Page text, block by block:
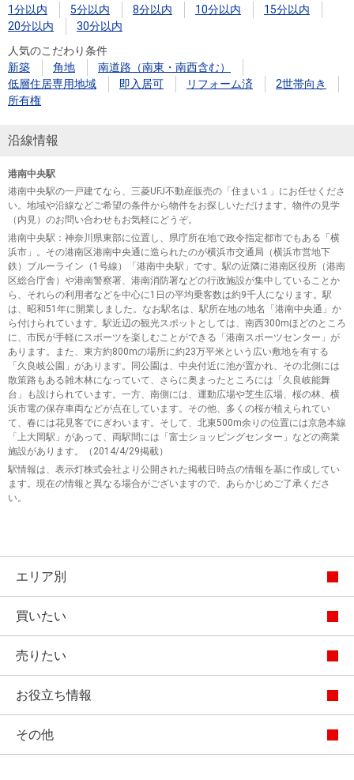
1分以内
5分以内 8分以内 10分以内
15分以内
20分以内
30分以内
人気のこだわり条件
新築
角地
南道路（南東・南西含む）
低層住居専用地域
即入居可 リフォーム済
2世帯向き
所有権
沿線情報
港南中央駅
港南中央駅の一戸建てなら、三菱UFJ不動産販売の「住まい１」にお任せくださ
い。地域や沿線などご希望の条件から物件をお探しいただけます。物件の見学
（内見）のお問い合わせもお気軽にどうぞ。
港南中央駅 ：神奈川県東部に位置し、県庁所在地で政令指定都市でもある「横
浜市」。その港南区港南中央通に造られたのが横浜市交通局（横浜市営地下
鉄）ブルーライン（1号線）「港南中央駅」です。駅の近隣に港南区役所（港南
区総合庁舎）や港南警察署、港南消防署などの行政施設が集中していることか
ら、それらの利用者などを中心に1日の平均乗客数は約9千人になります。駅
は、昭和51年に開業しました。なお駅名は、駅所在地の地名「港南中央通」か
ら付けられています。駅近辺の観光スポットとしては、南西300mほどのところ
に、市民が手軽にスポーツを楽しむことができる「港南スポーツセンター」が
あります。また、東方約800mの場所に約23万平米という広い敷地を有する
「久良岐公園」があります。同公園は、中央付近に池が置かれ、その北側には
散策路もある雑木林になっていて、さらに奥まったところには「久良岐能舞
台」も設けられています。一方、南側には、運動広場や芝生広場、桜の林、横
浜市電の保存車両などが点在しています。その他、多くの桜が植えられてい
て、春には花見客でにぎわいます。そして、北東500m余りの位置には京急本線
「上大岡駅」があって、両駅間には「富士ショッピングセンター」などの商業
施設があります。（2014/4/29掲載）
駅情報は、表示灯株式会社より公開された掲載日時点の情報を基に作成してい
ます。現在の情報と異なる場合がございますので、あらかじめご了承くださ
い。
エリア別
買いたい
売りたい
お役立ち情報
その他